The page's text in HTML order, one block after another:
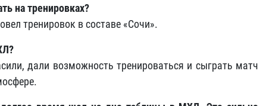
на тренировках?
тренировок в составе «Сочи».
дали возможность тренироваться и сыграть матч